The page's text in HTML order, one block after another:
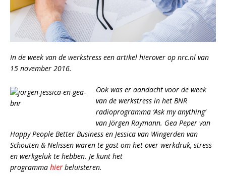
In de week van de werkstress een artikel hierover op nrc.nl van
15 november 2016.
Ook was er aandacht voor de week
van de werkstress in het BNR
radioprogramma ‘Ask my anything’
van Jörgen Raymann. Gea Peper van
Happy People Better Business en Jessica van Wingerden van
Schouten & Nelissen waren te gast om het over werkdruk, stress
en werkgeluk te hebben. Je kunt het
programma hierbeluisteren.